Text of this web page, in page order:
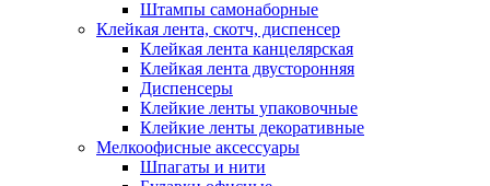
Штампы самонаборные
Клейкая лента, скотч, диспенсер
Клейкая лента канцелярская
Клейкая лента двусторонняя
Диспенсеры
Клейкие ленты упаковочные
Клейкие ленты декоративные
Мелкоофисные аксессуары
Шпагаты и нити